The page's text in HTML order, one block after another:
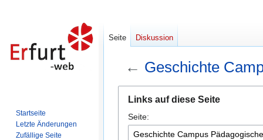
← Geschichte
Navigation
springen
Suche
springen
Links auf diese Seite
Seite:
Seite Diskussion
Startseite
Letzte Änderungen
Zufällige Seite